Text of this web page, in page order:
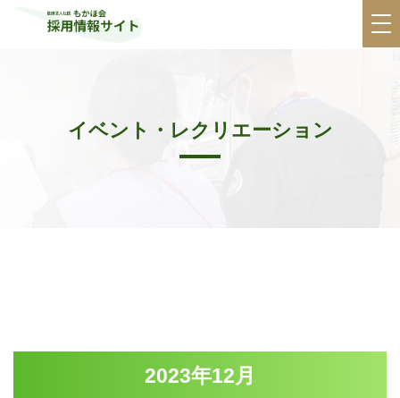
イベント・レクリエーション
2023年12月